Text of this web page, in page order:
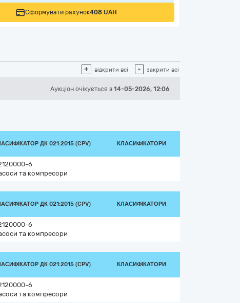
Сформувати рахунок408 UAH
+ відкрити всі - закрити всі
Аукціон очікується з 14-05-2026, 12:06
ДК 021:2015 (CPV) КЛАСИФІКАТОРИ
6
та компресори
ДК 021:2015 (CPV) КЛАСИФІКАТОРИ
6
та компресори
ДК 021:2015 (CPV) КЛАСИФІКАТОРИ
6
та компресори